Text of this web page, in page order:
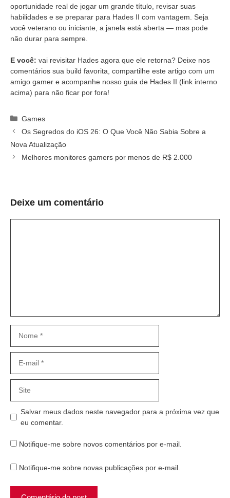
oportunidade real de jogar um grande título, revisar suas
habilidades e se preparar para Hades II com vantagem. Seja
você veterano ou iniciante, a janela está aberta — mas pode
não durar para sempre.
E você: vai revisitar Hades agora que ele retorna? Deixe nos
comentários sua build favorita, compartilhe este artigo com um
amigo gamer e acompanhe nosso guia de Hades II (link interno
acima) para não ficar por fora!
Categorias
Games
Os Segredos do iOS 26: O Que Você Não Sabia Sobre a
Nova Atualização
Melhores monitores gamers por menos de R$ 2.000
Deixe um comentário
mail
Salvar meus dados neste navegador para a próxima vez que
eu comentar.
Notifique-me sobre novos comentários por e-mail.
Notifique-me sobre novas publicações por e-mail.